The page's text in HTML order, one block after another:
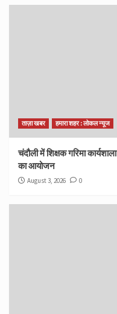
ताज़ा खबर हमारा शहर : लोकल न्यूज
चंदौली में शिक्षक गरिमा कार्यशाला
का आयोजन
August 3, 2026 0